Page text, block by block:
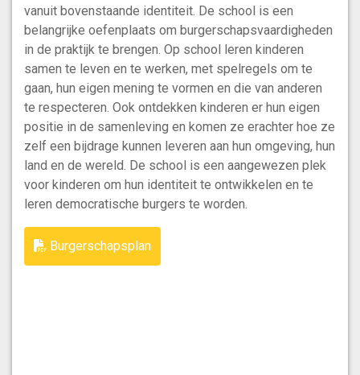
vanuit bovenstaande identiteit. De school is een
belangrijke oefenplaats om burgerschapsvaardigheden
in de praktijk te brengen. Op school leren kinderen
samen te leven en te werken, met spelregels om te
gaan, hun eigen mening te vormen en die van anderen
te respecteren. Ook ontdekken kinderen er hun eigen
positie in de samenleving en komen ze erachter hoe ze
zelf een bijdrage kunnen leveren aan hun omgeving, hun
land en de wereld. De school is een aangewezen plek
voor kinderen om hun identiteit te ontwikkelen en te
leren democratische burgers te worden.
Burgerschapsplan